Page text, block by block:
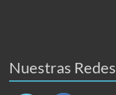
Nuestras Redes